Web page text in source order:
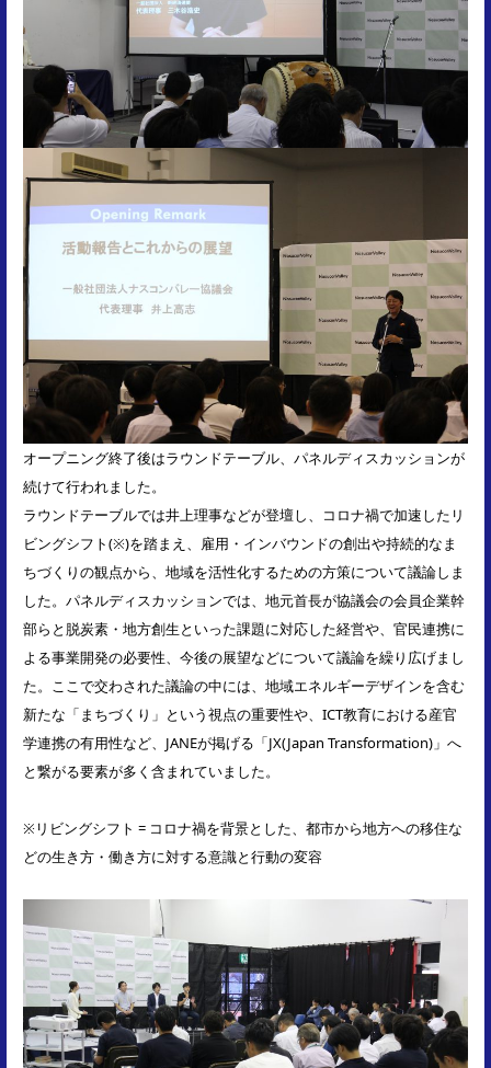
オープニング終了後はラウンドテーブル、パネルディスカッションが
続けて行われました。
ラウンドテーブルでは井上理事などが登壇し、コロナ禍で加速したリ
ビングシフト(※)を踏まえ、雇用・インバウンドの創出や持続的なま
ちづくりの観点から、地域を活性化するための方策について議論しま
した。パネルディスカッションでは、地元首長が協議会の会員企業幹
部らと脱炭素・地方創生といった課題に対応した経営や、官民連携に
よる事業開発の必要性、今後の展望などについて議論を繰り広げまし
た。ここで交わされた議論の中には、地域エネルギーデザインを含む
新たな「まちづくり」という視点の重要性や、ICT教育における産官
学連携の有用性など、JANEが掲げる「JX(Japan Transformation)」へ
と繋がる要素が多く含まれていました。
※リビングシフト = コロナ禍を背景とした、都市から地方への移住な
どの生き方・働き方に対する意識と行動の変容